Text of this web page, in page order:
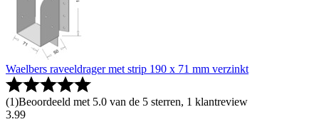
Waelbers raveeldrager met strip 190 x 71 mm verzinkt
(1)Beoordeeld met 5.0 van de 5 sterren, 1 klantreview
3.99